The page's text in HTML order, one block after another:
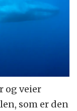
og veier
som er den